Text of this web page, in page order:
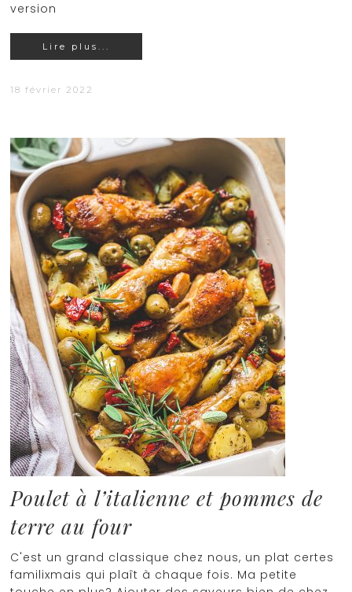
version
Lire plus...
18 février 2022
Poulet à l’italienne et pommes de
terre au four
C'est un grand classique chez nous, un plat certes
familixmais qui plaît à chaque fois. Ma petite